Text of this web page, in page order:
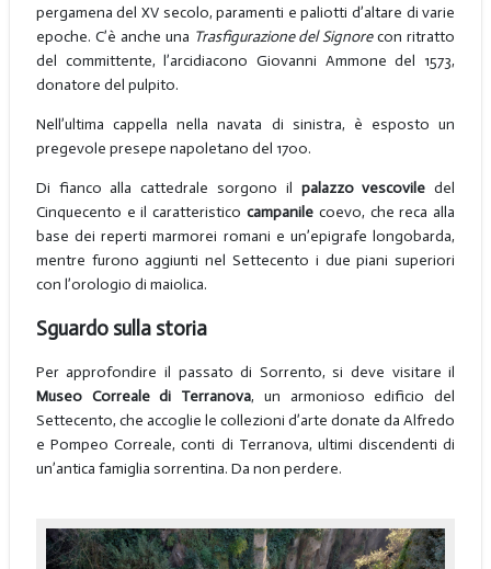
pergamena del XV secolo, paramenti e paliotti d’altare di varie
epoche. C’è anche una Trasfigurazione del Signorecon ritratto
del committente, l’arcidiacono Giovanni Ammone del 1573,
donatore del pulpito.
Nell’ultima cappella nella navata di sinistra, è esposto un
pregevole presepe napoletano del 1700.
Di fianco alla cattedrale sorgono il palazzo vescovile del
Cinquecento e il caratteristico campanile coevo, che reca alla
base dei reperti marmorei romani e un’epigrafe longobarda,
mentre furono aggiunti nel Settecento i due piani superiori
con l’orologio di maiolica.
Sguardo sulla storia
Per approfondire il passato di Sorrento, si deve visitare il
Museo Correale di Terranova, un armonioso edificio del
Settecento, che accoglie le collezioni d’arte donate da Alfredo
e Pompeo Correale, conti di Terranova, ultimi discendenti di
un’antica famiglia sorrentina. Da non perdere.